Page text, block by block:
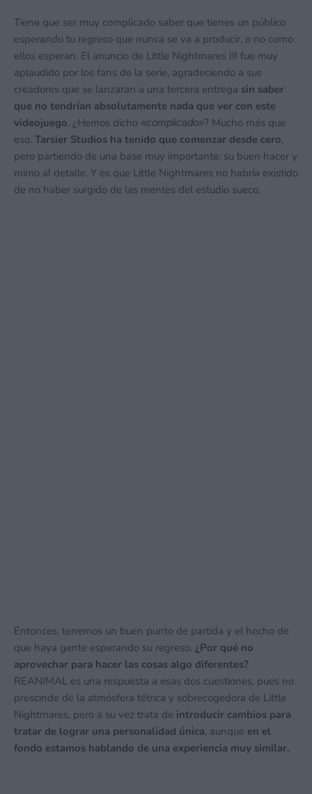
Tiene que ser muy complicado saber que tienes un público
esperando tu regreso que nunca se va a producir, o no como
ellos esperan. El anuncio de Little Nightmares III fue muy
aplaudido por los fans de la serie, agradeciendo a sus
creadores que se lanzaran a una tercera entrega sin saber
que no tendrían absolutamente nada que ver con este
videojuego. ¿Hemos dicho «complicado»? Mucho más que
eso. Tarsier Studios ha tenido que comenzar desde cero,
pero partiendo de una base muy importante: su buen hacer y
mimo al detalle. Y es que Little Nightmares no habría existido
de no haber surgido de las mentes del estudio sueco.
Entonces, tenemos un buen punto de partida y el hecho de
que haya gente esperando su regreso. ¿Por qué no
aprovechar para hacer las cosas algo diferentes?
REANIMAL es una respuesta a esas dos cuestiones, pues no
prescinde de la atmósfera tétrica y sobrecogedora de Little
Nightmares, pero a su vez trata de introducir cambios para
tratar de lograr una personalidad única, aunque en el
fondo estamos hablando de una experiencia muy similar.